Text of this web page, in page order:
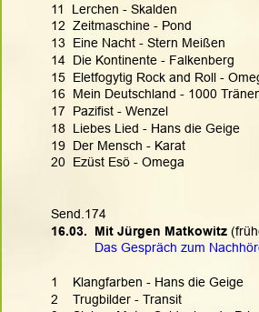
11  Lerchen - Skalden
12  Zeitmaschine - Pond
13  Eine Nacht - Stern Meißen
14  Die Kontinente - Falkenberg
15  Eletfogytig Rock and Roll -
16  Mein Deutschland - 1000
17  Pazifist - Wenzel
18  Liebes Lied - Hans die Geige
19  Der Mensch - Karat
20  Ezüst Esö - Omega
Send.174
16.03.  Mit Jürgen Matkowitz
Das Gespräch zum
1    Klangfarben - Hans die Geige
2    Trugbilder - Transit